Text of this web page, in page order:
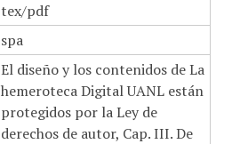
tex/pdf
spa
El diseño y los contenidos de La
hemeroteca Digital UANL están
protegidos por la Ley de
derechos de autor, Cap. III. De